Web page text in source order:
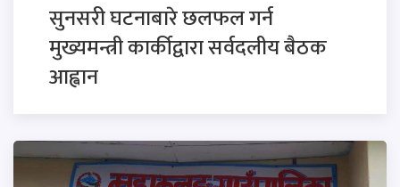
सुनसरी घटनाबारे छलफल गर्न
मुख्यमन्त्री कार्कीद्वारा सर्वदलीय बैठक
आह्वान